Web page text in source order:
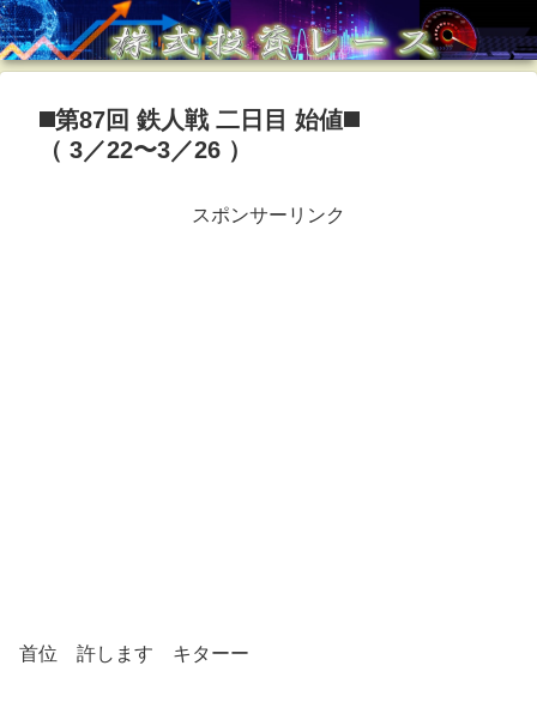
◼️第87回 鉄人戦 二日目 始値◼️
（ 3／22〜3／26 ）
スポンサーリンク
首位 許します キターー